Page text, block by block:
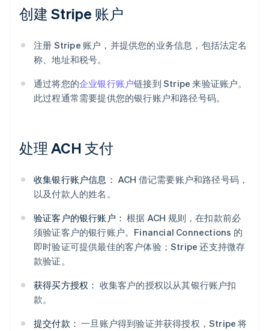
创建 Stripe 账户
注册 Stripe 账户，并提供您的业务信息，包括法定名
称、地址和税号。
通过将您的企业银行账户链接到 Stripe 来验证账户。
此过程通常需要提供您的银行账户和路径号码。
处理 ACH 支付
收集银行账户信息： ACH 借记需要账户和路径号码，
以及付款人的姓名。
验证客户的银行账户： 根据 ACH 规则，在扣款前必
须验证客户的银行账户。Financial Connections 的
即时验证可提供最佳的客户体验；Stripe 还支持微存
款验证。
获得买方授权： 收集客户的授权以从其银行账户扣
款。
提交付款： 一旦账户得到验证并获得授权，Stripe 将